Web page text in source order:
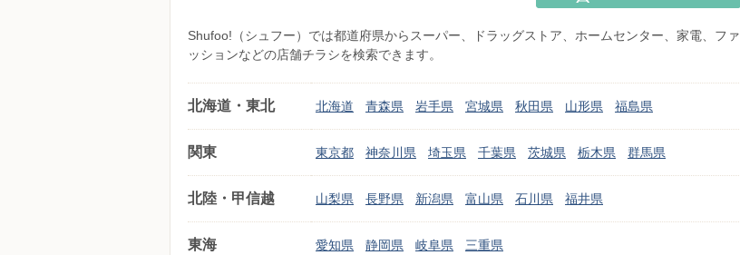
Shufoo!（シュフー）では都道府県からスーパー、ドラッグストア、ホームセンター、家電、ファ
ッションなどの店舗チラシを検索できます。
北海道・東北 北海道 青森県 岩手県 宮城県 秋田県 山形県 福島県
関東 東京都 神奈川県 埼玉県 千葉県 茨城県 栃木県 群馬県
北陸・甲信越 山梨県 長野県 新潟県 富山県 石川県 福井県
東海 愛知県 静岡県 岐阜県 三重県